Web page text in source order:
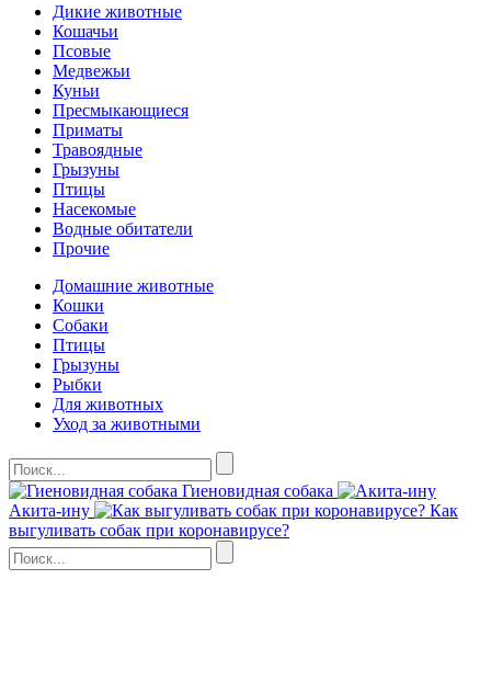
Дикие животные
Кошачьи
Псовые
Медвежьи
Куньи
Пресмыкающиеся
Приматы
Травоядные
Грызуны
Птицы
Насекомые
Водные обитатели
Прочие
Домашние животные
Кошки
Собаки
Птицы
Грызуны
Рыбки
Для животных
Уход за животными
Гиеновидная собака
Акита-ину
Как
выгуливать собак при коронавирусе?